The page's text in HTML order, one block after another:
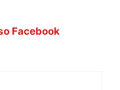
Facebook